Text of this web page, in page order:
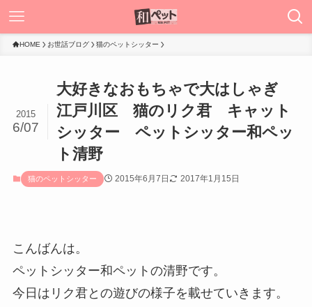
HOME お世話ブログ 猫のペットシッター
大好きなおもちゃで大はしゃぎ
江戸川区 猫のリク君 キャット
シッター ペットシッター和ペッ
ト清野
2015
6/07
猫のペットシッター 2015年6月7日 2017年1月15日
こんばんは。
ペットシッター和ペットの清野です。
今日はリク君との遊びの様子を載せていきます。